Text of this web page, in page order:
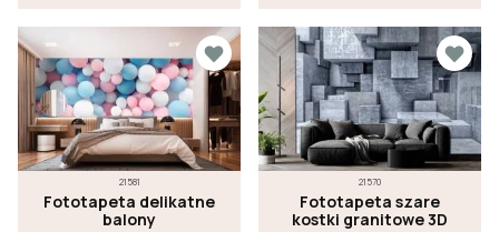
21581
Fototapeta delikatne
balony
21570
Fototapeta szare
kostki granitowe 3D